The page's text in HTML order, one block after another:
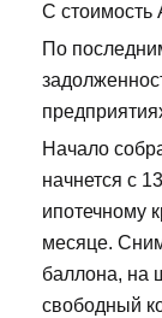
C стоимость
По
Начало
начнется с
ипотечному
месяце.
баллона, на
свободный